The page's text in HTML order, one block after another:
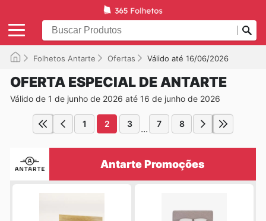
Folhetos Antarte Ofertas Válido até 16/06/2026
OFERTA ESPECIAL DE ANTARTE
Válido de 1 de junho de 2026 até 16 de junho de 2026
1 2 3 ... 7 8
Antarte Promoções